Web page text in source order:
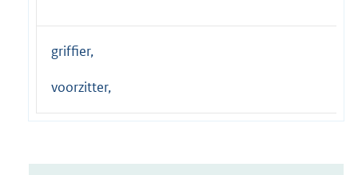
griffier,
voorzitter,